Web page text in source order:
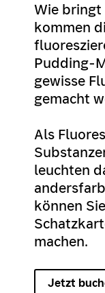
Wie bringt
kommen
Pudding-
gewisse
gemacht
Als
leuchten
können
machen.
Jetzt